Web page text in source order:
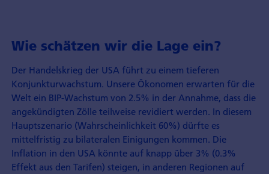
Wie schätzen wir die Lage ein?
Der Handelskrieg der USA führt zu einem tieferen
Konjunktur­wachstum. Unsere Ökonomen erwarten für die
Welt ein BIP-Wachstum von 2.5% in der Annahme, dass die
angekündigten Zölle teilweise revidiert werden. In diesem
Haupt­szenario (Wahrscheinlichkeit 60%) dürfte es
mittelfristig zu bilateralen Einigungen kommen. Die
Inflation in den USA könnte auf knapp über 3% (0.3%
Effekt aus den Tarifen) steigen, in anderen Regionen auf